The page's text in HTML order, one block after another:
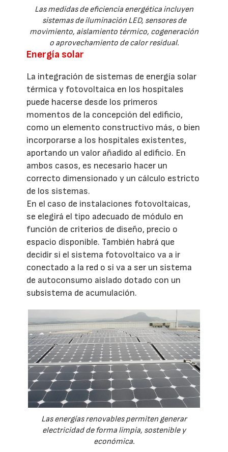
Las medidas de eficiencia energética incluyen
sistemas de iluminación LED, sensores de
movimiento, aislamiento térmico, cogeneración
o aprovechamiento de calor residual.
Energía solar
La integración de sistemas de energía solar
térmica y fotovoltaica en los hospitales
puede hacerse desde los primeros
momentos de la concepción del edificio,
como un elemento constructivo más, o bien
incorporarse a los hospitales existentes,
aportando un valor añadido al edificio. En
ambos casos, es necesario hacer un
correcto dimensionado y un cálculo estricto
de los sistemas.
En el caso de instalaciones fotovoltaicas,
se elegirá el tipo adecuado de módulo en
función de criterios de diseño, precio o
espacio disponible. También habrá que
decidir si el sistema fotovoltaico va a ir
conectado a la red o si va a ser un sistema
de autoconsumo aislado dotado con un
subsistema de acumulación.
Las energías renovables permiten generar
electricidad de forma limpia, sostenible y
económica.